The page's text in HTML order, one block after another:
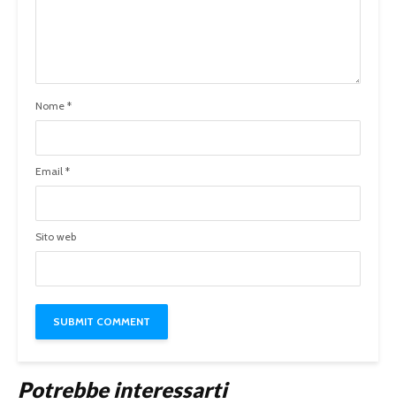
Nome *
Email *
Sito web
Potrebbe interessarti